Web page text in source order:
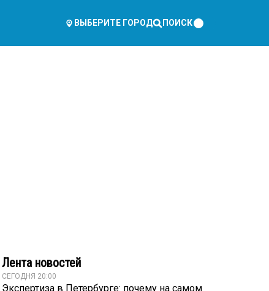
ВЫБЕРИТЕ ГОРОД ПОИСК
Лента новостей
СЕГОДНЯ 20:00
Экспертиза в Петербурге: почему на самом